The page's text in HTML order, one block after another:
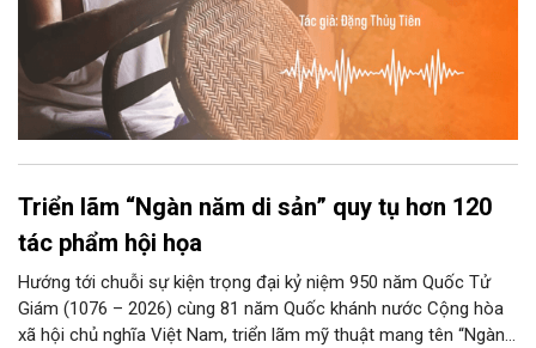
Triển lãm “Ngàn năm di sản” quy tụ hơn 120
tác phẩm hội họa
Hướng tới chuỗi sự kiện trọng đại kỷ niệm 950 năm Quốc Tử
Giám (1076 – 2026) cùng 81 năm Quốc khánh nước Cộng hòa
xã hội chủ nghĩa Việt Nam, triển lãm mỹ thuật mang tên “Ngàn